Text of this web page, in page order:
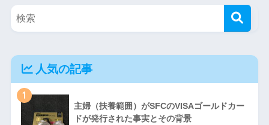
人気の記事
1
主婦（扶養範囲）がSFCのVISAゴールドカー
ドが発行された事実とその背景